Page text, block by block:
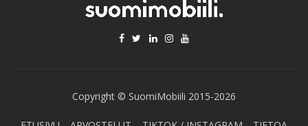
Copyright © SuomiMobiili 2015-2026